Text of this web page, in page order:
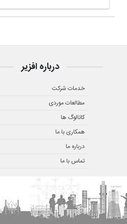
درباره افزیر
خدمات شرکت
مطالعات موردی
کاتالوگ ها
همکاری با ما
درباره ما
تماس با ما